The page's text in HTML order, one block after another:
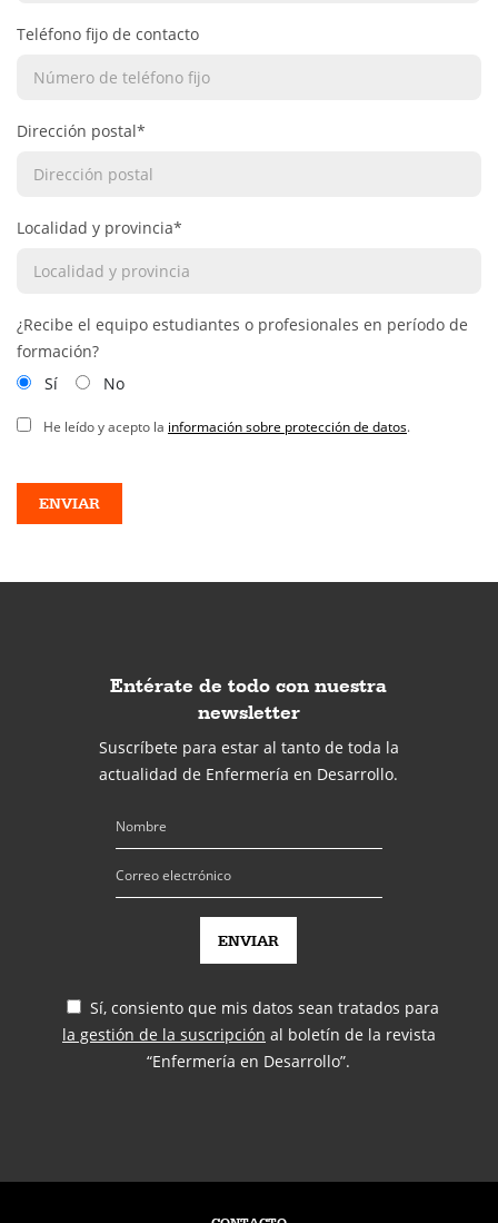
Teléfono fijo de contacto
Dirección postal*
Localidad y provincia*
¿Recibe el equipo estudiantes o profesionales en período de
formación?
Sí
No
He leído y acepto la información sobre protección de datos.
Entérate de todo con nuestra
newsletter
Suscríbete para estar al tanto de toda la
actualidad de Enfermería en Desarrollo.
Sí, consiento que mis datos sean tratados para
la gestión de la suscripción al boletín de la revista
“Enfermería en Desarrollo”.